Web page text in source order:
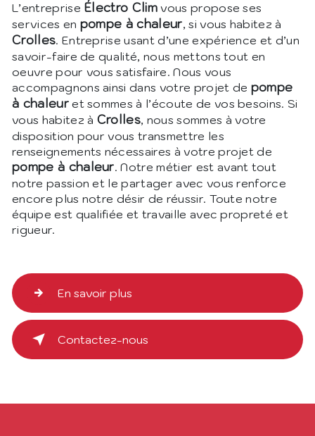
L’entreprise Électro Clim vous propose ses
services en pompe à chaleur, si vous habitez à
Crolles. Entreprise usant d’une expérience et d’un
savoir-faire de qualité, nous mettons tout en
oeuvre pour vous satisfaire. Nous vous
accompagnons ainsi dans votre projet de pompe
à chaleuret sommes à l’écoute de vos besoins. Si
vous habitez à Crolles, nous sommes à votre
disposition pour vous transmettre les
renseignements nécessaires à votre projet de
pompe à chaleur. Notre métier est avant tout
notre passion et le partager avec vous renforce
encore plus notre désir de réussir. Toute notre
équipe est qualifiée et travaille avec propreté et
rigueur.
En savoir plus
Contactez-nous